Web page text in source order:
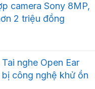
camera Sony 8MP,
2 triệu đồng
nghe Open Ear
công nghệ khử ồn